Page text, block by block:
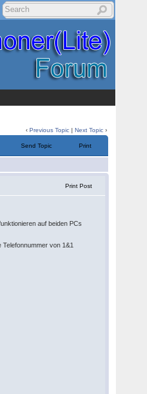
‹Previous Topic |Next Topic ›
Send Topic Print
Print Post
auf beiden PCs
von 1&1